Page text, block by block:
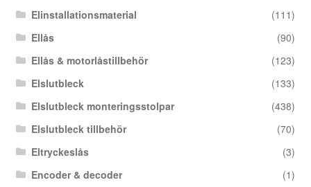
Elinstallationsmaterial
(111)
Ellås
(90)
Ellås & motorlåstillbehör
(123)
Elslutbleck
(133)
Elslutbleck monteringsstolpar
(438)
Elslutbleck tillbehör
(70)
Eltryckeslås
(3)
Encoder & decoder
(1)